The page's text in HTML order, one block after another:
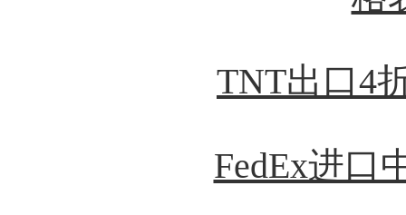
TNT出口4
FedEx进口